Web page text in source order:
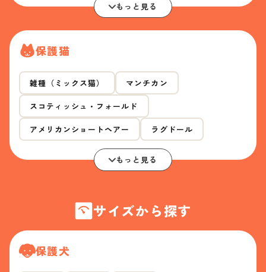
もっと見る
保護猫
雑種（ミックス猫） マンチカン
スコティッシュ・フォールド
アメリカンショートヘアー ラグドール
もっと見る
サイズから探す
保護犬